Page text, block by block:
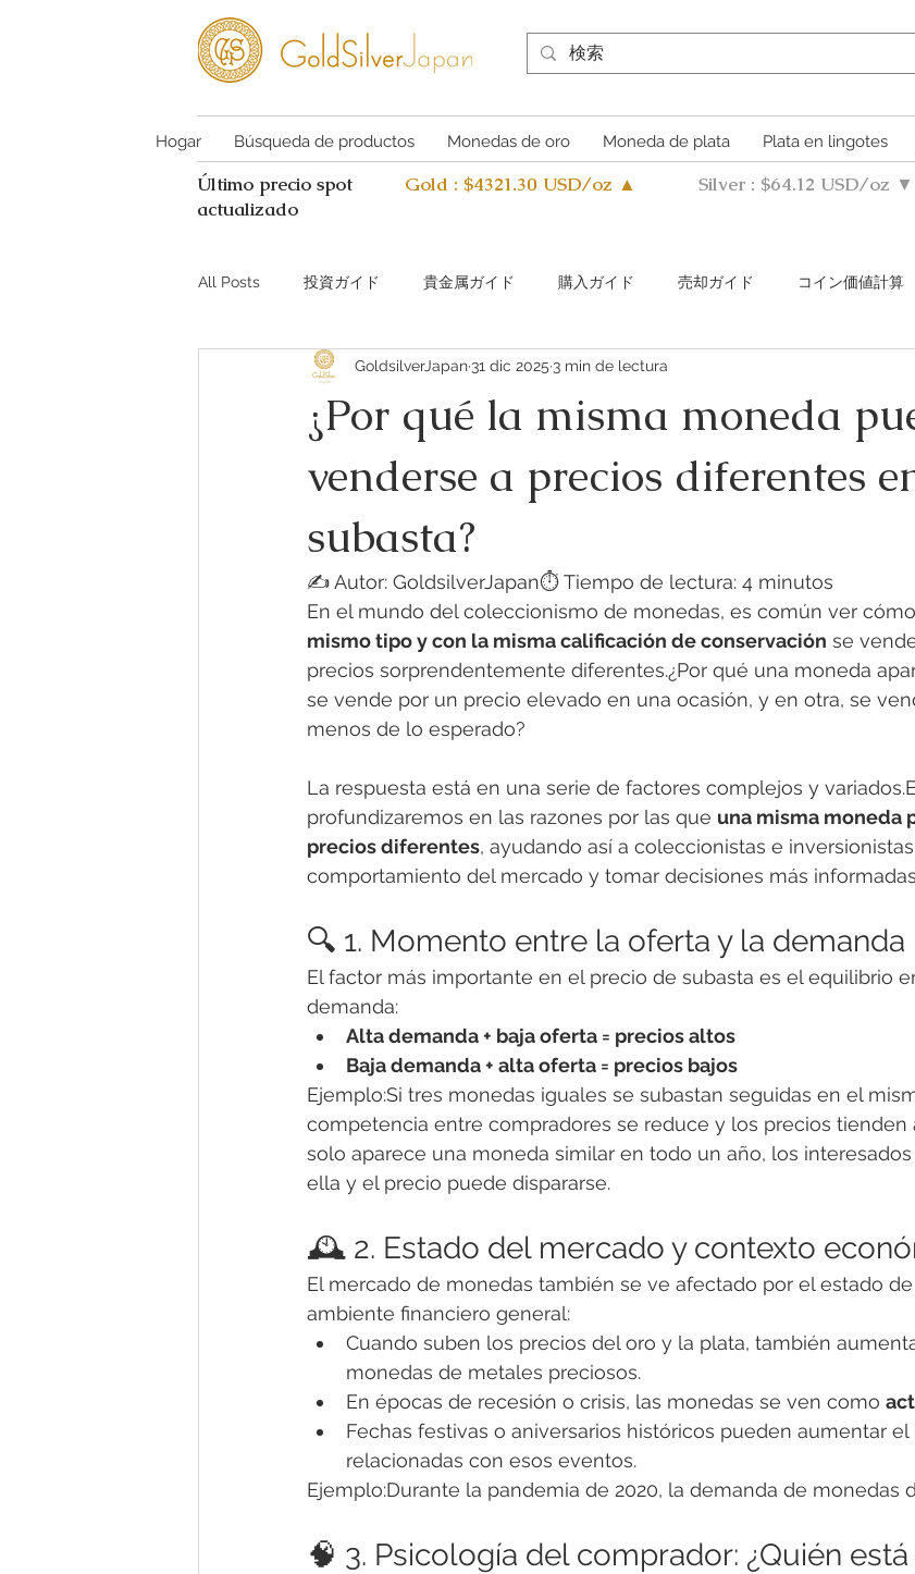
Hogar Búsqueda de productos Monedas de oro Moneda de plata Plata en lingotes
Último precio spot
actualizado
Gold : $4321.30 USD/oz ▲ Silver : $64.12 USD/oz ▼
All Posts 投資ガイド 貴金属ガイド 購入ガイド 売却ガイド ​コイン価値計算
Investing guide Q&A Precious Metals Guide Q&A Buying Guide Q&A
AI Coin Assistant Q&A
¿Por qué la misma moneda
venderse a precios diferentes
subasta?
GoldsilverJapan 31 dic 2025 3 min de lectura
✍️ Autor: GoldsilverJapan⏱️ Tiempo de lectura: 4 minutos
En el mundo del coleccionismo de monedas, es común ver cómo
mismo tipo y con la misma calificación de conservación se
precios sorprendentemente diferentes.¿Por qué una moneda
se vende por un precio elevado en una ocasión, y en otra, se
menos de lo esperado?
La respuesta está en una serie de factores complejos y
profundizaremos en las razones por las que una misma moneda
precios diferentes, ayudando así a coleccionistas e
comportamiento del mercado y tomar decisiones más
🔍 1. Momento entre la oferta y la demanda
El factor más importante en el precio de subasta es el equilibrio
demanda:
Alta demanda + baja oferta = precios altos
Baja demanda + alta oferta = precios bajos
Ejemplo:Si tres monedas iguales se subastan seguidas en el
competencia entre compradores se reduce y los precios tienden
solo aparece una moneda similar en todo un año, los
ella y el precio puede dispararse.
🕰️ 2. Estado del mercado y contexto
El mercado de monedas también se ve afectado por el estado
ambiente financiero general:
Cuando suben los precios del oro y la plata, también
monedas de metales preciosos.
En épocas de recesión o crisis, las monedas se ven como
Fechas festivas o aniversarios históricos pueden aumentar
relacionadas con esos eventos.
Ejemplo:Durante la pandemia de 2020, la demanda de monedas
🧠 3. Psicología del comprador: ¿Quién